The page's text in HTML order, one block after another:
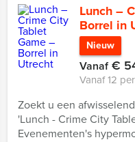
Lunch –
Borrel in
Nieuw
Vanaf€
Vanaf 12
Zoekt u een
'Lunch - Crime City
Evenementen's